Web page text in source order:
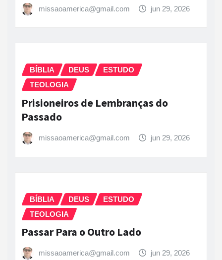
missaoamerica@gmail.com jun 29, 2026
BÍBLIA DEUS
ESTUDO
TEOLOGIA
Prisioneiros de Lembranças do
Passado
missaoamerica@gmail.com jun 29, 2026
BÍBLIA DEUS
ESTUDO
TEOLOGIA
Passar Para o Outro Lado
missaoamerica@gmail.com jun 29, 2026